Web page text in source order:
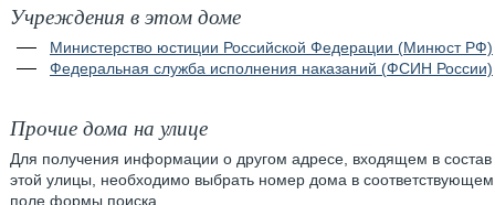
Учреждения в этом доме
Министерство юстиции Российской Федерации (Минюст РФ)
Федеральная служба исполнения наказаний (ФСИН России)
Прочие дома на улице
Для получения информации о другом адресе, входящем в состав
этой улицы, необходимо выбрать номер дома в соответствующем
поле формы поиска.